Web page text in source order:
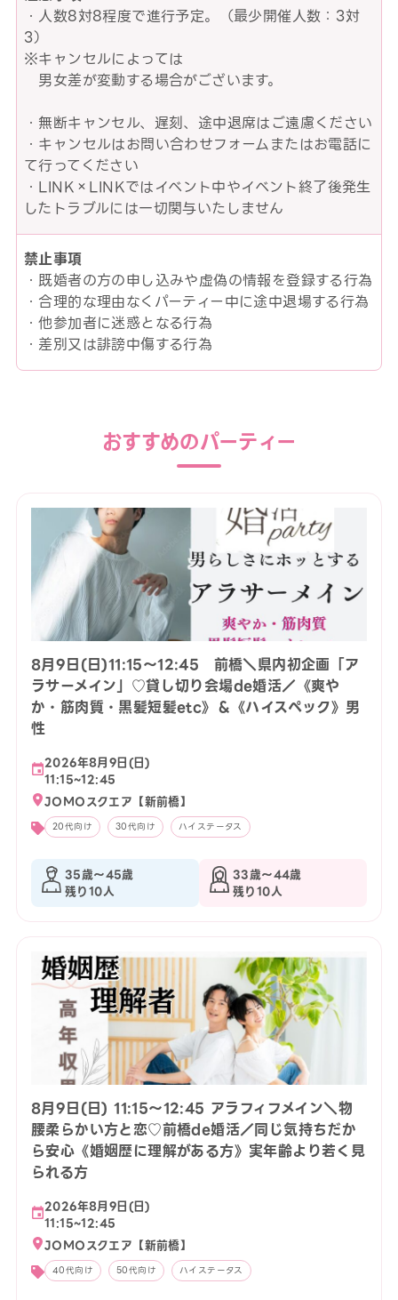
・人数8対8程度で進行予定。（最少開催人数：3対
3）
※キャンセルによっては
男女差が変動する場合がございます。
・無断キャンセル、遅刻、途中退席はご遠慮ください
・キャンセルはお問い合わせフォームまたはお電話に
て行ってください
・LINK×LINKではイベント中やイベント終了後発生
したトラブルには一切関与いたしません
禁止事項
・既婚者の方の申し込みや虚偽の情報を登録する行為
・合理的な理由なくパーティー中に途中退場する行為
・他参加者に迷惑となる行為
・差別又は誹謗中傷する行為
おすすめのパーティー
8月9日(日)11:15〜12:45 前橋＼県内初企画「ア
ラサーメイン」♡貸し切り会場de婚活／《爽や
か・筋肉質・黒髪短髪etc》＆《ハイスペック》男
性
2026年8月9日(日)
11:15~12:45
JOMOスクエア【新前橋】
20代向け 30代向け ハイステータス
35歳〜45歳
残り10人
33歳〜44歳
残り10人
8月9日(日) 11:15〜12:45 アラフィフメイン＼物
腰柔らかい方と恋♡前橋de婚活／同じ気持ちだか
ら安心《婚姻歴に理解がある方》実年齢より若く見
られる方
2026年8月9日(日)
11:15~12:45
JOMOスクエア【新前橋】
40代向け 50代向け ハイステータス